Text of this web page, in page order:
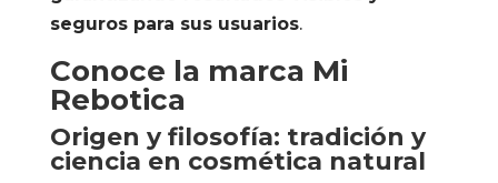
seguros para sus usuarios.
Conoce la marca Mi
Rebotica
Origen y filosofía: tradición y
ciencia en cosmética natural